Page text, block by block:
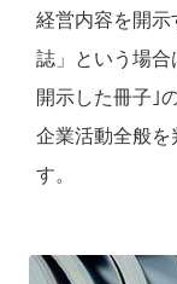
経営内容を開示
誌」という場合
開示した冊子｣
企業活動全般を
す。